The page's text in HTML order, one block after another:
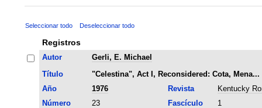
Seleccionar todo Deseleccionar todo
Registros
Autor
Gerli, E. Michael
Título
"Celestina", Act I, Reconsidered: Cota,
Año
1976 Revista
Kentucky
Número
23 Fascículo
1